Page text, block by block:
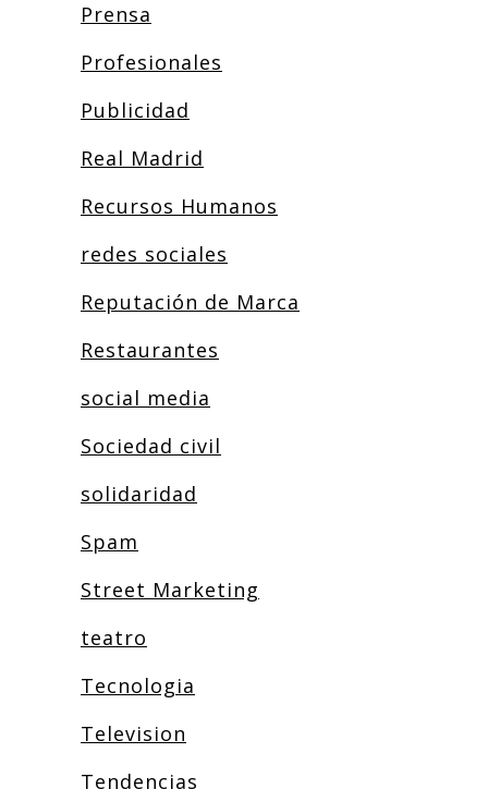
Prensa
Profesionales
Publicidad
Real Madrid
Recursos Humanos
redes sociales
Reputación de Marca
Restaurantes
social media
Sociedad civil
solidaridad
Spam
Street Marketing
teatro
Tecnologia
Television
Tendencias